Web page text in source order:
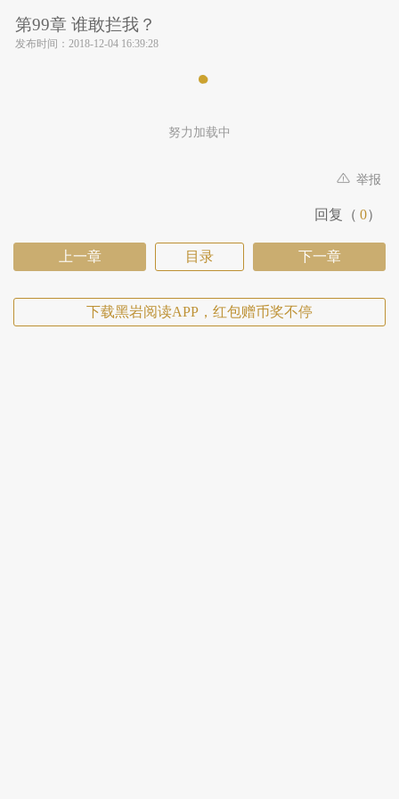
第99章 谁敢拦我？
发布时间： 2018-12-04 16:39:28
努力加载中
举报
回复（ 0）
上一章 目录 下一章
下载黑岩阅读APP，红包赠币奖不停